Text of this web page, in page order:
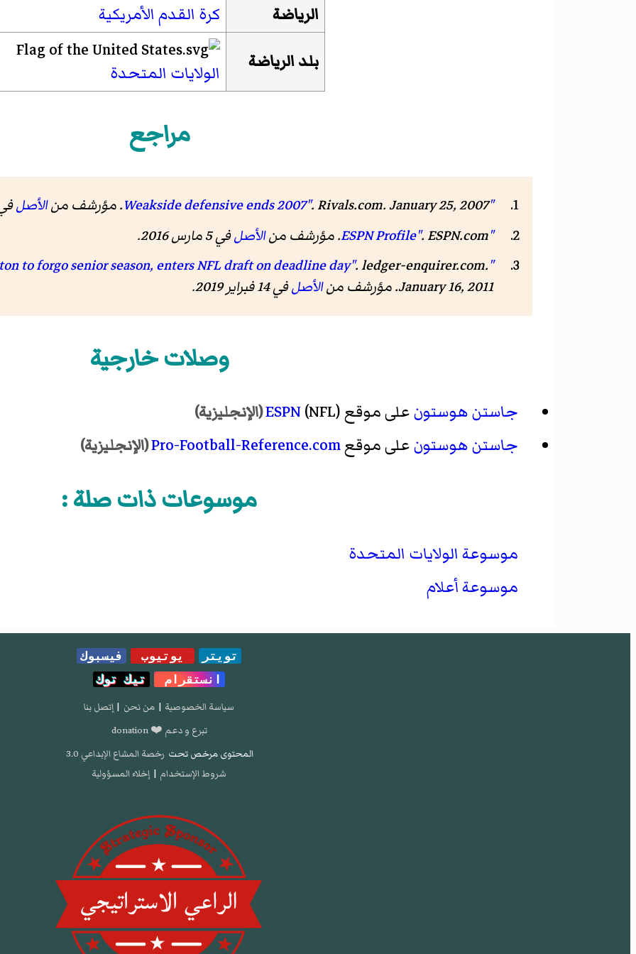
الرياضة
كرة القدم الأمريكية
بلد الرياضة
الولايات المتحدة
مراجع
"Weakside defensive ends 2007"
.Rivals.com. January 25, 2007. مؤرشف من الأصلفي 5
"ESPN Profile"
.ESPN.com . مؤرشف منالأصلفي 5 مارس 2016.
"Georgia football: Justin Houston to forgo senior season, enters NFL draft on deadline day"
.ledger-enquirer.com.
January 16, 2011. مؤرشف من
الأصلفي 14 فبراير 2019 .
وصلات خارجية
جاستن هوستونعلى موقع ESPN(NFL) (الإنجليزية)
جاستن هوستونعلى موقعPro-Football-Reference.com(الإنجليزية)
موسوعات ذات صلة :
موسوعة الولايات المتحدة
موسوعة أعلام
تويتر يوتيوب
فيسبوك
انستقرام
تيك توك
سياسة الخصوصية | من نحن | إتصل بنا
تبرع و دعم ❤️ donation
المحتوى مرخص تحت رخصة المشاع الإبداعي 3.0
شروط الإستخدام | إخلاء المسؤولية